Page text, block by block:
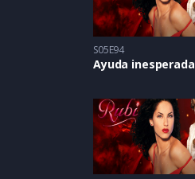
S05E94
Ayuda inesperada